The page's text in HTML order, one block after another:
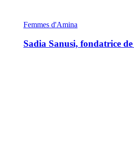
Femmes d'Amina
Sadia Sanusi, fondatrice